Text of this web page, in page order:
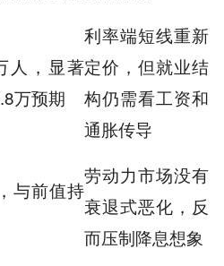
人，显著
万预期
利率端短线重新
定价，但就业结
构仍需看工资和
通胀传导
与前值持
劳动力市场没有
衰退式恶化，反
而压制降息想象